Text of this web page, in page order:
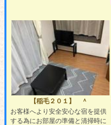
【稲毛２０１】 ＾
お客様へより安全安心な宿を提供
する為にお部屋の準備と清掃時に